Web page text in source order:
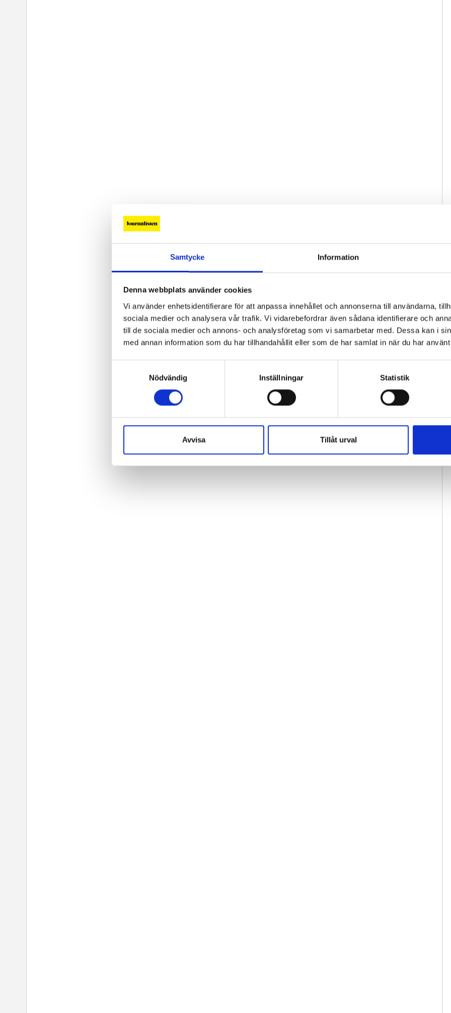
Samtycke Information
Denna webbplats använder cookies
Vi använder enhetsidentifierare för att anpassa innehållet och annonserna till användarna,
sociala medier och analysera vår trafik. Vi vidarebefordrar även sådana identifierare och
till de sociala medier och annons- och analysföretag som vi samarbetar med. Dessa kan i
med annan information som du har tillhandahållit eller som de har samlat in när du har
Nödvändig
Inställningar Statistik
Avvisa Tillåt urval